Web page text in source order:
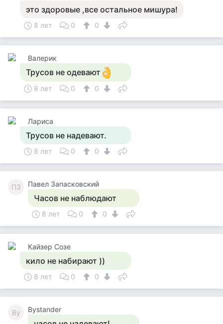
это здоровые ,все остальное мишура!
8 лет 0 0
Валерик
Трусов не одевают
8 лет 0 0
Лариса
Трусов не надевают.
8 лет 0 0
ПЗ Павел Запасковский
Часов не наблюдают
8 лет 0 0
Кайзер Созе
кило не набирают ))
8 лет 0 0
By Bystander